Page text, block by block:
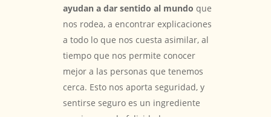
ayudan a dar sentido al mundo que
nos rodea, a encontrar explicaciones
a todo lo que nos cuesta asimilar, al
tiempo que nos permite conocer
mejor a las personas que tenemos
cerca. Esto nos aporta seguridad, y
sentirse seguro es un ingrediente